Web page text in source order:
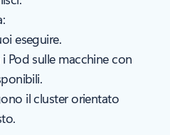
eseguire.
Pod sulle macchine con
il cluster orientato